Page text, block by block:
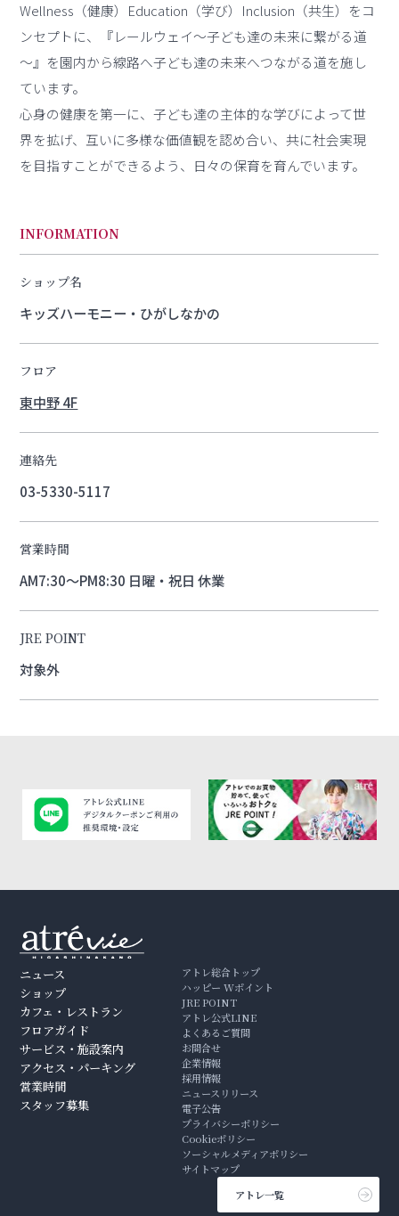
Wellness（健康）Education（学び）Inclusion（共生）をコ
ンセプトに、『レールウェイ～子ども達の未来に繋がる道
～』を園内から線路へ子ども達の未来へつながる道を施し
ています。
心身の健康を第一に、子ども達の主体的な学びによって世
界を拡げ、互いに多様な価値観を認め合い、共に社会実現
を目指すことができるよう、日々の保育を育んでいます。
INFORMATION
ショップ名
キッズハーモニー・ひがしなかの
フロア
東中野 4F
連絡先
03-5330-5117
営業時間
AM7:30～PM8:30 日曜・祝日 休業
JRE POINT
対象外
ニュース
ショップ
カフェ・レストラン
フロアガイド
サービス・施設案内
アクセス・パーキング
営業時間
スタッフ募集
アトレ総合トップ
ハッピー Wポイント
JRE POINT
アトレ公式LINE
よくあるご質問
お問合せ
企業情報
採用情報
ニュースリリース
電子公告
プライバシーポリシー
Cookieポリシー
ソーシャルメディアポリシー
サイトマップ
アトレ一覧